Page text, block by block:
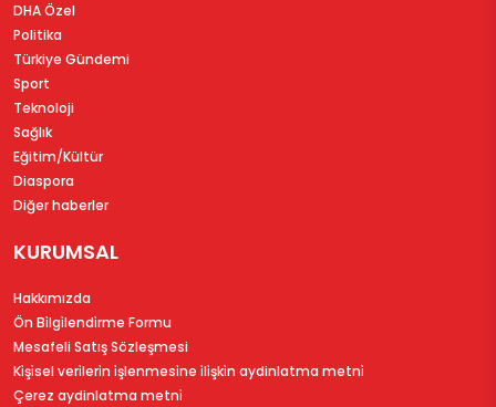
DHA Özel
Politika
Türkiye Gündemi
Sport
Teknoloji
Sağlık
Eğitim/Kültür
Diaspora
Diğer haberler
KURUMSAL
Hakkımızda
Ön Bi̇lgi̇lendi̇rme Formu
Mesafeli Satış Sözleşmesi
Ki̇şi̇sel veri̇leri̇n i̇şlenmesi̇ne i̇li̇şki̇n aydinlatma metni̇
Çerez aydinlatma metni̇